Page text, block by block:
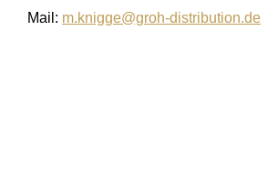
Mail: m.knigge@groh-distribution.de